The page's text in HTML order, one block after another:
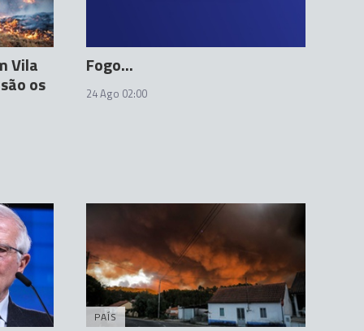
Vila
os
Fogo...
24 Ago 02:00
PAÍS